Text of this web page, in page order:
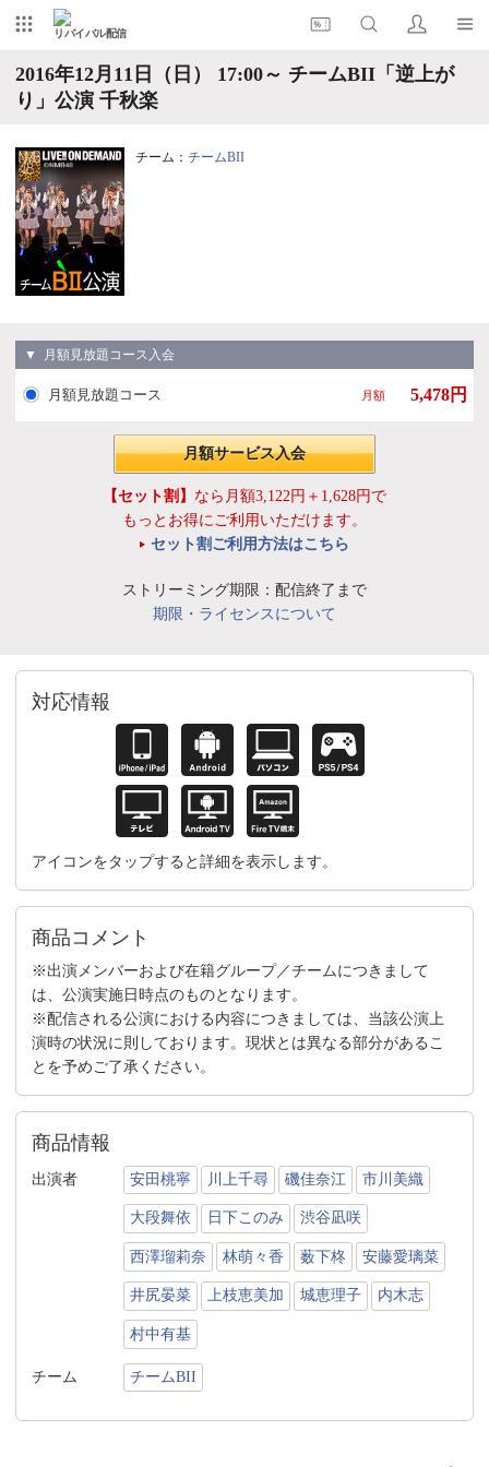
リバイバル配信
2016年12月11日（日） 17:00～ チームBII「逆上が
り」公演 千秋楽
チーム： チームBII
▼ 月額見放題コース入会
月額見放題コース 月額 5,478円
月額サービス入会
【セット割】 なら月額3,122円＋1,628円で
もっとお得にご利用いただけます。
セット割ご利用方法はこちら
ストリーミング期限：配信終了まで
期限・ライセンスについて
対応情報
アイコンをタップすると詳細を表示します。
商品コメント
※出演メンバーおよび在籍グループ／チームにつきまして
は、公演実施日時点のものとなります。
※配信される公演における内容につきましては、当該公演上
演時の状況に則しております。現状とは異なる部分があるこ
とを予めご了承ください。
商品情報
出演者 安田桃寧 川上千尋 磯佳奈江 市川美織
大段舞依 日下このみ 渋谷凪咲
西澤瑠莉奈 林萌々香 薮下柊 安藤愛璃菜
井尻晏菜 上枝恵美加 城恵理子 内木志
村中有基
チーム チームBII